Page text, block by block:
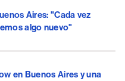
Aires: "Cada vez
algo nuevo"
en Buenos Aires y una